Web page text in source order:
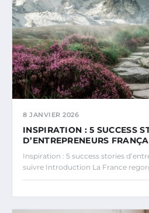
8 JANVIER 2026
INSPIRATION : 5 SUCCESS
D’ENTREPRENEURS
Inspiration : 5 success stories
suivre Introduction La France